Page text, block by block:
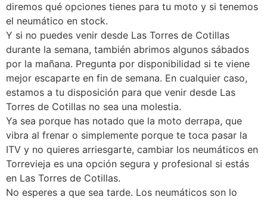
diremos qué opciones tienes para tu moto y si tenemos
el neumático en stock.
Y si no puedes venir desde Las Torres de Cotillas
durante la semana, también abrimos algunos sábados
por la mañana. Pregunta por disponibilidad si te viene
mejor escaparte en fin de semana. En cualquier caso,
estamos a tu disposición para que venir desde Las
Torres de Cotillas no sea una molestia.
Ya sea porque has notado que la moto derrapa, que
vibra al frenar o simplemente porque te toca pasar la
ITV y no quieres arriesgarte, cambiar los neumáticos en
Torrevieja es una opción segura y profesional si estás
en Las Torres de Cotillas.
No esperes a que sea tarde. Los neumáticos son lo